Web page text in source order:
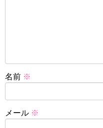
名前 ※
メール ※